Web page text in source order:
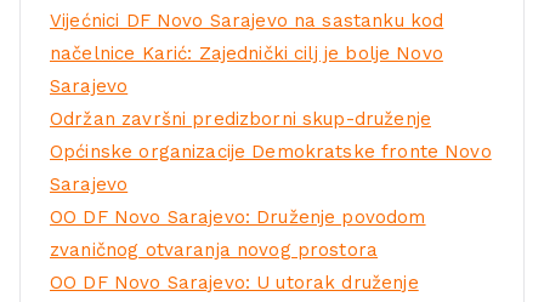
Vijećnici DF Novo Sarajevo na sastanku kod
načelnice Karić: Zajednički cilj je bolje Novo
Sarajevo
Održan završni predizborni skup-druženje
Općinske organizacije Demokratske fronte Novo
Sarajevo
OO DF Novo Sarajevo: Druženje povodom
zvaničnog otvaranja novog prostora
OO DF Novo Sarajevo: U utorak druženje